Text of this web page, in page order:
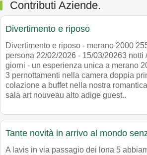
Contributi Aziende.
Divertimento e riposo
Divertimento e riposo - merano 2000
persona 22/02/2026 - 15/03/20263 notti
giorni - un esperienza unica a merano
3 pernottamenti nella camera doppia
colazione a buffet nella nostra romantica
sala art nouveau alto adige guest..
Tante novità in arrivo al mondo
A lavis in via passagio dei lona 5